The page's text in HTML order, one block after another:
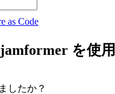
as Code
を使
したか？